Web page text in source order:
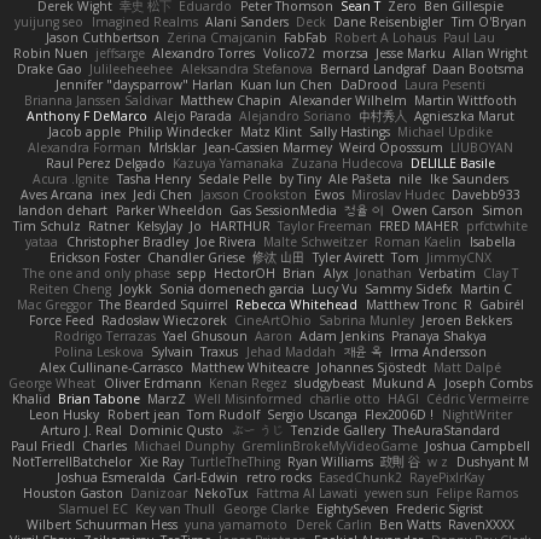
Derek Wight 幸史 松下 Eduardo Peter Thomson Sean T Zero Ben Gillespie
yuijung seo
Imagined Realms Alani Sanders Deck Dane Reisenbigler Tim O'Bryan
Jason Cuthbertson Zerina Cmajcanin FabFab Robert A Lohaus Paul Lau
Robin Nuen jeffsarge Alexandro Torres Volico72 morzsa Jesse Marku Allan Wright
Drake Gao Julileeheehee Aleksandra Stefanova Bernard Landgraf Daan Bootsma
Jennifer "daysparrow" Harlan Kuan lun Chen DaDrood Laura Pesenti
Brianna Janssen Saldivar Matthew Chapin Alexander Wilhelm Martin Wittfooth
Anthony F DeMarco Alejo Parada Alejandro Soriano 中村秀人 Agnieszka Marut
Jacob apple Philip Windecker Matz Klint Sally Hastings Michael Updike
Alexandra Forman MrIsklar Jean-Cassien Marmey Weird Oposssum LIUBOYAN
Raul Perez Delgado Kazuya Yamanaka Zuzana Hudecova DELILLE Basile
Acura .Ignite Tasha Henry Sedale Pelle by Tiny Ale Pašeta nile Ike Saunders
Aves Arcana inex Jedi Chen Jaxson Crookston Ewos Miroslav Hudec Davebb933
landon dehart Parker Wheeldon Gas SessionMedia 정율 이 Owen Carson
Simon
Tim Schulz Ratner KelsyJay Jo HARTHUR Taylor Freeman FRED MAHER prfctwhite
yataa
Christopher Bradley Joe Rivera Malte Schweitzer Roman Kaelin
Isabella
Erickson Foster Chandler Griese 修汰 山田 Tyler Avirett Tom JimmyCNX
The one and only phase sepp HectorOH Brian Alyx Jonathan Verbatim Clay T
Reiten Cheng Joykk Sonia domenech garcia Lucy Vu Sammy Sidefx Martin C
Mac Greggor The Bearded Squirrel Rebecca Whitehead Matthew Tronc R Gabirél
Force Feed Radosław Wieczorek CineArtOhio Sabrina Munley Jeroen Bekkers
Rodrigo Terrazas Yael Ghusoun Aaron Adam Jenkins Pranaya Shakya
Polina Leskova Sylvain Traxus Jehad Maddah 재윤 옥 Irma Andersson
Alex Cullinane-Carrasco Matthew Whiteacre Johannes Sjöstedt Matt Dalpé
George Wheat Oliver Erdmann Kenan Regez sludgybeast Mukund A Joseph Combs
Khalid Brian Tabone MarzZ Well Misinformed charlie otto HAGI Cédric Vermeirre
Leon Husky Robert jean Tom Rudolf Sergio Uscanga Flex2006D !
NightWriter
Arturo J. Real Dominic Qusto ぶー うじ Tenzide Gallery TheAuraStandard
Paul Friedl Charles Michael Dunphy GremlinBrokeMyVideoGame Joshua Campbell
NotTerrellBatchelor Xie Ray TurtleTheThing Ryan Williams 政則 谷 w z
Dushyant M
Joshua Esmeralda Carl-Edwin retro rocks EasedChunk2 RayePixlrKay
Houston Gaston Danizoar NekoTux Fattma Al Lawati yewen sun Felipe Ramos
Slamuel EC Key van Thull George Clarke EightySeven Frederic Sigrist
Wilbert Schuurman Hess yuna yamamoto Derek Carlin Ben Watts RavenXXXX